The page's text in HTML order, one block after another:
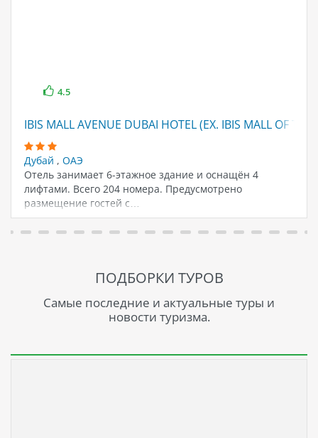
4.5
IBIS MALL AVENUE DUBAI HOTEL (EX. IBIS MALL OF THE
Дубай , ОАЭ
Отель занимает 6-этажное здание и оснащён 4
лифтами. Всего 204 номера. Предусмотрено
размещение гостей с…
ПОДБОРКИ ТУРОВ
Самые последние и актуальные туры и
новости туризма.